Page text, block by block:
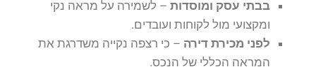
בבתי עסק ומוסדות – לשמירה על מראה נקי
ומקצועי מול לקוחות ועובדים.
לפני מכירת דירה – כי רצפה נקייה משדרגת את
המראה הכללי של הנכס.